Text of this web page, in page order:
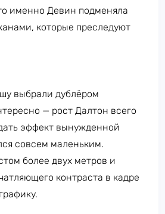
именно Девин подменяла
которые преследуют
выбрали дублёром
— рост Далтон всего
эффект вынужденной
совсем маленьким.
более двух метров и
контраста в кадре